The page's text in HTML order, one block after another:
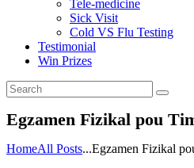
Tele-medicine
Sick Visit
Cold VS Flu Testing
Testimonial
Win Prizes
Egzamen Fizikal pou
HomeAll Posts...Egzamen Fizikal